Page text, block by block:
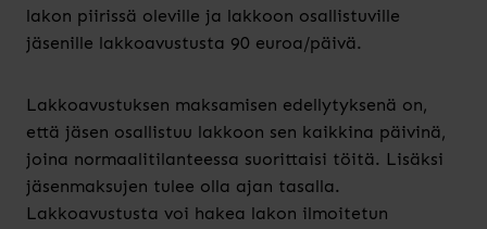
lakon piirissä oleville ja lakkoon osallistuville
jäsenille lakkoavustusta 90 euroa/päivä.
Lakkoavustuksen maksamisen edellytyksenä on,
että jäsen osallistuu lakkoon sen kaikkina päivinä,
joina normaalitilanteessa suorittaisi töitä. Lisäksi
jäsenmaksujen tulee olla ajan tasalla.
Lakkoavustusta voi hakea lakon ilmoitetun